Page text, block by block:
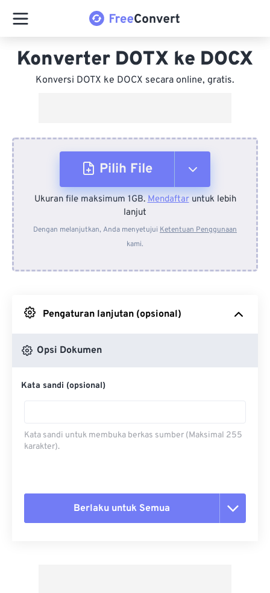
Konverter DOTX ke DOCX
Konversi DOTX ke DOCX secara online, gratis.
Pilih File
Dari Perangkat
Dari Dropbox
Ukuran file maksimum 1GB.Mendaftaruntuk lebih
lanjut
Dengan melanjutkan, Anda menyetujui Ketentuan Penggunaan
kami.
Pengaturan lanjutan (opsional)
Opsi Dokumen
Kata sandi (opsional)
Kata sandi untuk membuka berkas sumber (Maksimal 255
karakter).
Berlaku untuk Semua